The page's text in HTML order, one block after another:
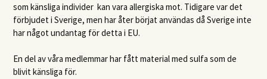
som känsliga individer kan vara allergiska mot. Tidigare var det
förbjudet i Sverige, men har åter börjat användas då Sverige inte
har något undantag för detta i EU.
En del av våra medlemmar har fått material med sulfa som de
blivit känsliga för.